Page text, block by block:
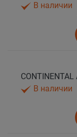
В наличии
В наличии